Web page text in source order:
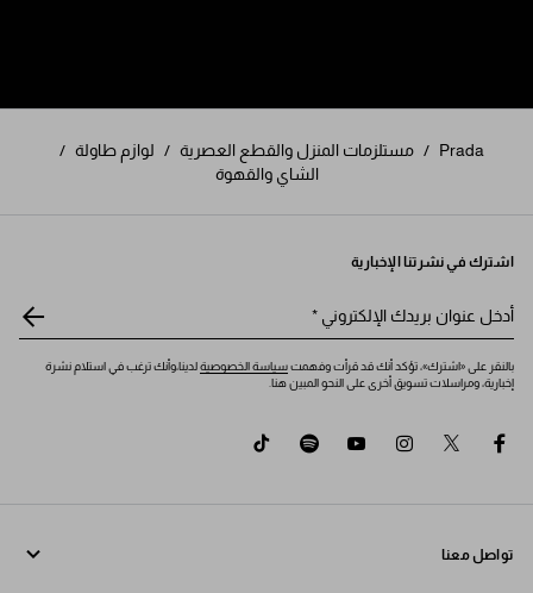
Prada
/ مستلزمات المنزل والقطع العصرية / لوازم طاولة /
الشاي والقهوة
اشترك في نشرتنا الإخبارية
أدخل عنوان بريدك الإلكتروني *
بالنقر على «اشترك»، تؤكد أنك قد قرأت وفهمتسياسة الخصوصيةلدينا،وأنك ترغب في استلام نشرة
إخبارية، ومراسلات تسويق أخرى على النحو المبين هنا.
facebook
twitter
instagram
youtube
spotify
تواصل معنا